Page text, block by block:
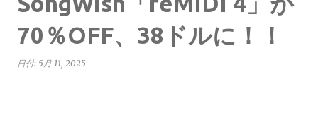
70％OFF、38ドルに！！
日付: 5月 11, 2025